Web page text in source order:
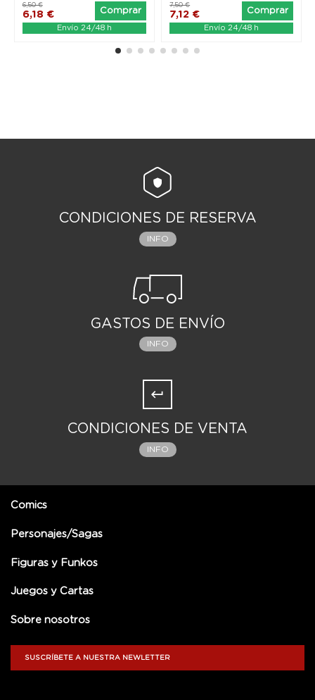
6,18 €
6,50 €
Comprar
Envío 24/48 h
7,12 €
7,50 €
Comprar
Envío 24/48 h
CONDICIONES DE RESERVA
INFO
GASTOS DE ENVÍO
INFO
CONDICIONES DE VENTA
INFO
Comics
Personajes/Sagas
Figuras y Funkos
Juegos y Cartas
Sobre nosotros
SUSCRÍBETE A NUESTRA NEWLETTER